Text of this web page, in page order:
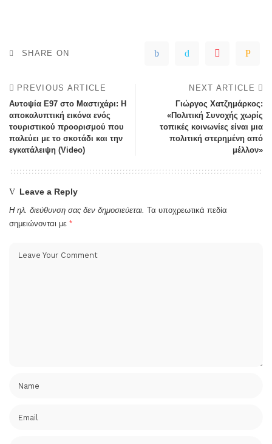
SHARE ON
PREVIOUS ARTICLE
Αυτοψία Ε97 στο Μαστιχάρι: Η
αποκαλυπτική εικόνα ενός
τουριστικού προορισμού που
παλεύει με το σκοτάδι και την
εγκατάλειψη (Video)
NEXT ARTICLE
Γιώργος Χατζημάρκος:
«Πολιτική Συνοχής χωρίς
τοπικές κοινωνίες είναι μια
πολιτική στερημένη από
μέλλον»
Leave a Reply
Η ηλ. διεύθυνση σας δεν δημοσιεύεται. Τα υποχρεωτικά πεδία
σημειώνονται με *